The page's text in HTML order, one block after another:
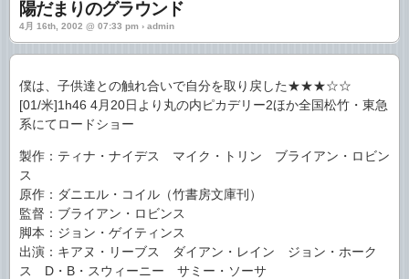
陽だまりのグラウンド
4月 16th, 2002 @ 07:33 pm › admin
僕は、子供達との触れ合いで自分を取り戻した★★★☆☆
[01/米]1h46 4月20日より丸の内ピカデリー2ほか全国松竹・東急
系にてロードショー
製作：ティナ・ナイデス マイク・トリン ブライアン・ロビン
ス
原作：ダニエル・コイル（竹書房文庫刊）
監督：ブライアン・ロビンス
脚本：ジョン・ゲイティンス
出演：キアヌ・リーブス ダイアン・レイン ジョン・ホーク
ス D・B・スウィーニー サミー・ソーサ